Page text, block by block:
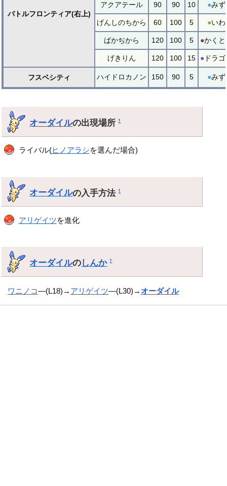
バトルフロンティア(右上)
アクアテール 90 90 10 ●みず
げんしのちから 60 100 5 ●いわ
ばかぢから 120 100 5 ●かくと
げきりん 120 100 15 ● ドラ
フスベシティ ハイドロカノン 150 90 5 ●みず
オーダイルの出現場所†
ライバル(ヒノアラシを選んだ場合)
オーダイルの入手方法†
アリゲイツを進化
オーダイルのしんか †
ワニノコ―(L18)→ アリゲイツ―(L30)→オーダイル